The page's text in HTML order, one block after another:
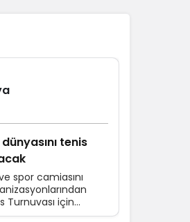
tenis
spor camiasını
Turnuvası için
16-21 Haziran